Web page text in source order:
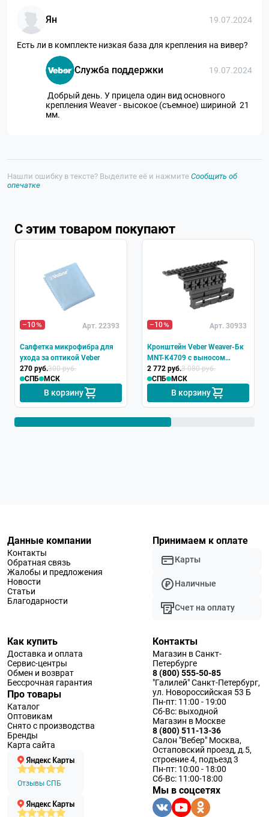
Ян 19.07.2024
Есть ли в комплекте низкая база для крепления на вивер?
Служба поддержки 19.07.2024
Добрый день. У прицела один вид основного
крепления Weaver - высокое (съемное) шириной 21
мм.
Нашли ошибку в тексте? Выделите её и нажмите Сообщить об
опечатке
С этим товаром покупают
–10 Арт. 22393
Салфетка микрофибра для
ухода за оптикой Veber
270 руб.300 руб.
СПБ
МСК
В корзину
–10 Арт. 30933
Кронштейн Veber Weaver-Бк
MNT-K4709 с выносом
вперед
2 772 руб.3 080 руб.
СПБ
МСК
В корзину
Данные компании
Контакты
Обратная связь
Жалобы и предложения
Новости
Статьи
Благодарности
Принимаем к оплате
Карты
Наличные
Счет на оплату
Как купить
Доставка и оплата
Сервис-центры
Обмен и возврат
Бессрочная гарантия
Про товары
Каталог
Оптовикам
Снято с производства
Бренды
Карта сайта
Отзывы СПБ
Контакты
Магазин в Санкт-
Петербурге
8 (800) 555-50-85
"Галилей" Санкт-Петербург,
ул. Новороссийская 53 Б
Пн-пт: 11:00 - 19:00
Сб-Вс: выходной
Магазин в Москве
8 (800) 511-13-36
Салон "Вебер" Москва,
Остаповский проезд, д.5,
строение 4, подъезд 3
Пн-пт: 10:00 - 18:00
Сб-Вс: 11:00-18:00
Мы в соцсетях